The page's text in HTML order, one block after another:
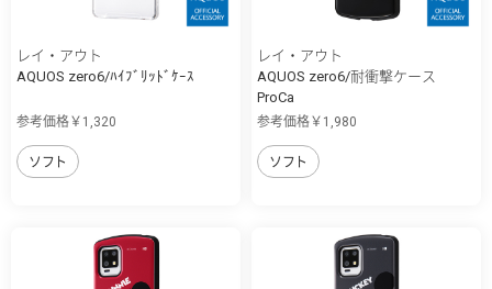
レイ・アウト
AQUOS zero6/ﾊｲﾌﾞﾘｯﾄﾞｹｰｽ
参考価格￥1,320
ソフト
レイ・アウト
AQUOS zero6/耐衝撃ケース
ProCa
参考価格￥1,980
ソフト